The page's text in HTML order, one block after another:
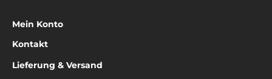
Mein Konto
Kontakt
Lieferung & Versand